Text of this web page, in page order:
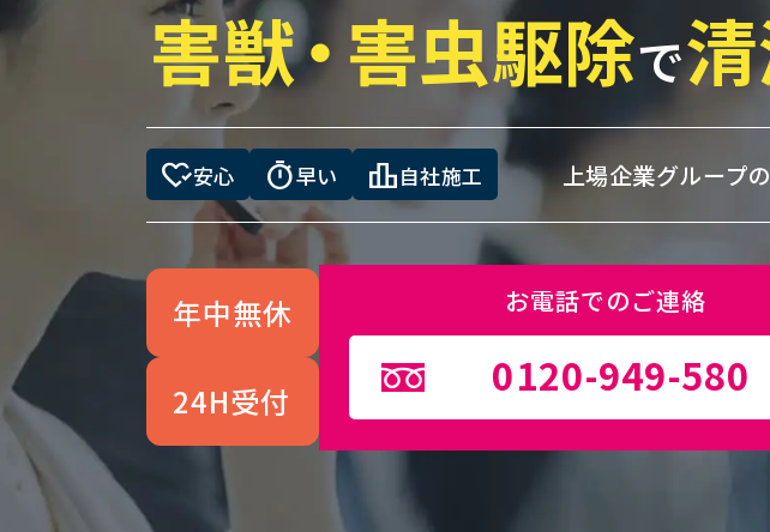
害獣・害虫駆除で
heart_check安心 timer早い leaderboard自社施工 上場企業グループ
年中無休
24H受付
お電話でのご連絡
0120-949-580